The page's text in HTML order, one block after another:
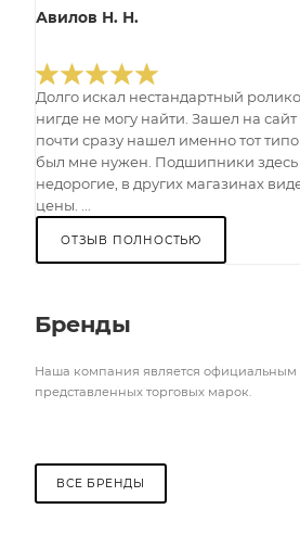
Авилов Н. Н.
Долго искал нестандартный
нигде не могу найти. Зашел на
почти сразу нашел именно тот
был мне нужен. Подшипники здесь
недорогие, в других магазинах
цены. ...
ОТЗЫВ ПОЛНОСТЬЮ
Бренды
Наша компания является официальным
представленных торговых марок.
ВСЕ БРЕНДЫ